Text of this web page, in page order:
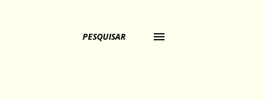
PESQUISAR